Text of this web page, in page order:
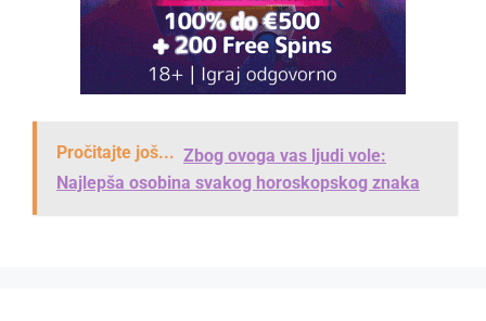
Pročitajte još... Zbog ovoga vas ljudi vole:
Najlepša osobina svakog horoskopskog znaka